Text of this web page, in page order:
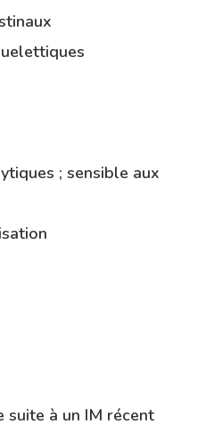
suite à un IM récent